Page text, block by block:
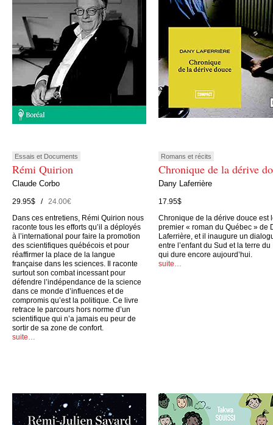
Essais et Documents
Rémi Quirion
Claude Corbo
29.95$ /24.00€
Dans ces entretiens, Rémi Quirion nous
raconte tous les efforts qu’il a déployés
à l’international pour faire la promotion
des scientifiques québécois et pour
réaffirmer la place de la langue
française dans les sciences. Il raconte
surtout son combat incessant pour
défendre l’indépendance de la science
dans ce monde d’influences et de
compromis qu’est la politique. Ce livre
retrace le parcours hors norme d’un
scientifique qui n’a jamais eu peur de
sortir de sa zone de confort.
suite…
Romans et récits
Chronique de la dérive
Dany Laferrière
17.95$
Chronique de la dérive douce est
premier « roman du Québec » de
Laferrière, et il inaugure un
entre l’enfant du Sud et la terre du
qui dure encore aujourd’hui.
suite…